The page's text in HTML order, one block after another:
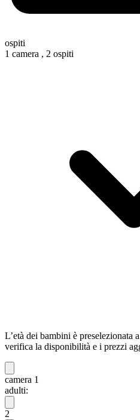
ospiti
1 camera , 2 ospiti
L’età dei bambini è preselezionata
verifica la disponibilità e i prezzi
camera 1
adulti:
2